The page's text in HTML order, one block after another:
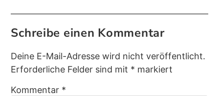
Schreibe einen Kommentar
Deine E-Mail-Adresse wird nicht veröffentlicht.
Erforderliche Felder sind mit * markiert
Kommentar *